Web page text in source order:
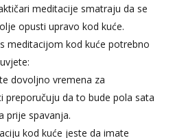
meditacije smatraju da se
opusti upravo kod kuće.
meditacijom kod kuće potrebno
dovoljno vremena za
preporučuju da to bude pola sata
prije spavanja.
kod kuće jeste da imate